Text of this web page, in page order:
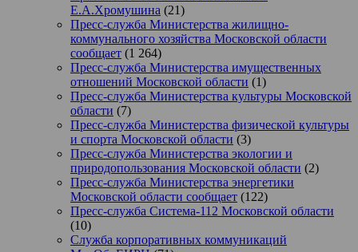
Е.А.Хромушина (21)
Пресс-служба Министерства жилищно-
коммунального хозяйства Московской области
сообщает (1 264)
Пресс-служба Министерства имущественных
отношений Московской области (1)
Пресс-служба Министерства культуры Московской
области (7)
Пресс-служба Министерства физической культуры
и спорта Московской области (3)
Пресс-служба Министерства экологии и
природопользования Московской области (2)
Пресс-служба Министерства энергетики
Московской области сообщает (122)
Пресс-служба Система-112 Московской области
(10)
Служба корпоративных коммуникаций